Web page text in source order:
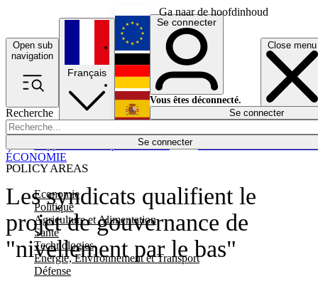
Ga naar de hoofdinhoud
Open sub
navigation
Close menu
Recherche
Se connecter
POLICY AREAS
Economie
Politique
Agriculture et Alimentation
Santé
Technologies
Energie, Environnement et Transport
Défense
Économie
Français
English
Deutsch
Español
Se connecter
Vous êtes déconnecté.
Se connecter
Les syndicats qualifient le
projet de gouvernance de
"nivellement par le bas"
ÉCONOMIE